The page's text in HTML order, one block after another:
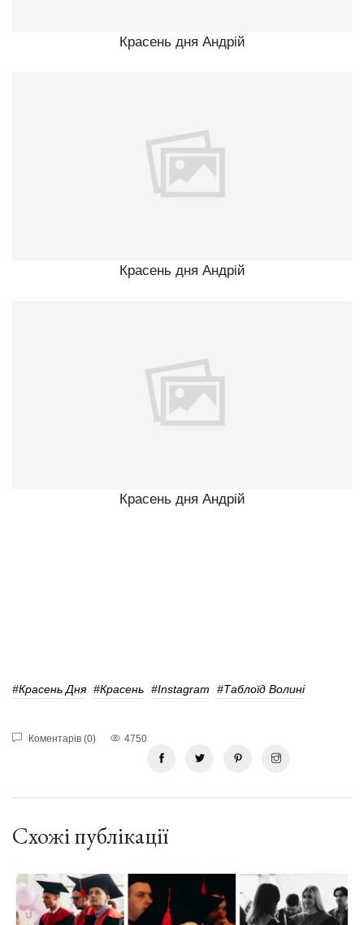
Красень дня Андрій
Красень дня Андрій
Красень дня Андрій
#красень Дня #красень #Instagram #Таблоїд Волині
Коментарів (0) 4750
Схожі публікації